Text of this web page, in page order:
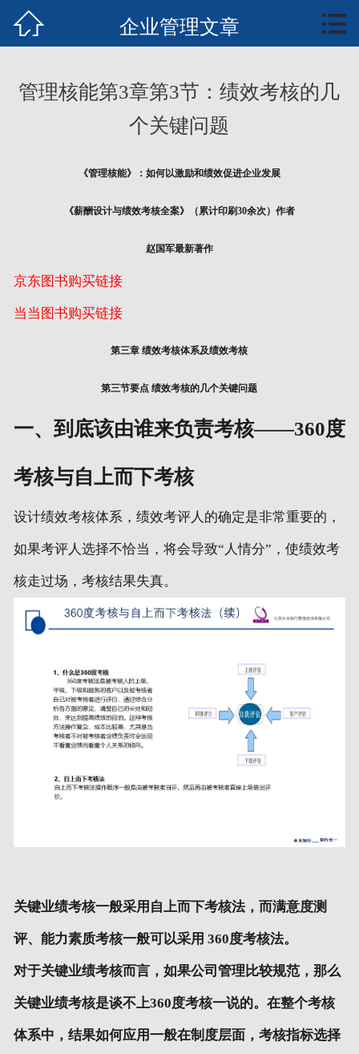
知识中心
 企业管理文章 
管理核能第3章第3节：绩效考核的几
个关键问题
《管理核能》：如何以激励和绩效促进企业发展
《薪酬设计与绩效考核全案》（累计印刷30余次）作者
赵国军最新著作
京东图书购买链接
当当图书购买链接
第三章 绩效考核体系及绩效考核
第三节要点 绩效考核的几个关键问题
一、到底该由谁来负责考核——360度
考核与自上而下考核
设计绩效考核体系，绩效考评人的确定是非常重要的，
如果考评人选择不恰当，将会导致“人情分”，使绩效考
核走过场，考核结果失真。
关键业绩考核一般采用自上而下考核法，而满意度测
评、能力素质考核一般可以采用 360度考核法。
对于关键业绩考核而言，如果公司管理比较规范，那么
关键业绩考核是谈不上360度考核一说的。在整个考核
体系中，结果如何应用一般在制度层面，考核指标选择